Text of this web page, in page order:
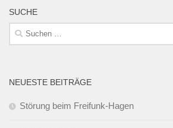
SUCHE
Suchen
nach:
NEUESTE BEITRÄGE
Störung beim Freifunk-Hagen